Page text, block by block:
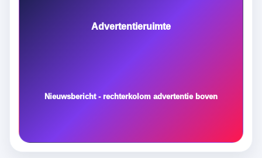
Advertentieruimte
Nieuwsbericht - rechterkolom advertentie boven